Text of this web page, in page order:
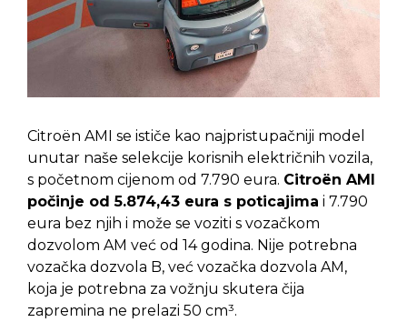
Citroën AMI se ističe kao najpristupačniji model
unutar naše selekcije korisnih električnih vozila,
s početnom cijenom od 7.790 eura. Citroën AMI
počinje od 5.874,43 eura s poticajima i 7.790
eura bez njih i može se voziti s vozačkom
dozvolom AM već od 14 godina. Nije potrebna
vozačka dozvola B, već vozačka dozvola AM,
koja je potrebna za vožnju skutera čija
zapremina ne prelazi 50 cm³.